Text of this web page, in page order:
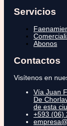
Servicios
Abonos
Contactos
Visítenos en
Vía Juan
De
de esta
+593 (06)